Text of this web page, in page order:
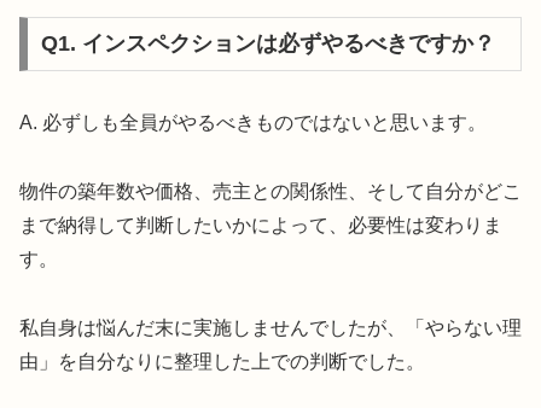
Q1. インスペクションは必ずやるべきですか？
A. 必ずしも全員がやるべきものではないと思います。
物件の築年数や価格、売主との関係性、そして自分がどこ
まで納得して判断したいかによって、必要性は変わりま
す。
私自身は悩んだ末に実施しませんでしたが、「やらない理
由」を自分なりに整理した上での判断でした。